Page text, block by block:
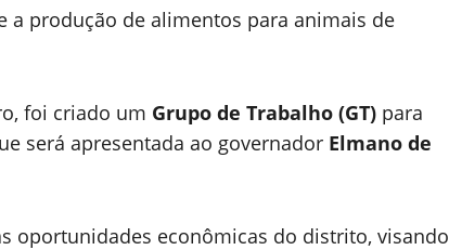
a produção de alimentos para animais de
foi criado um Grupo de Trabalho (GT)para
será apresentada ao governador Elmano de
oportunidades econômicas do distrito, visando